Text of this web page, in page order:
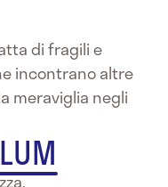
di fragili e
incontrano altre
meraviglia negli